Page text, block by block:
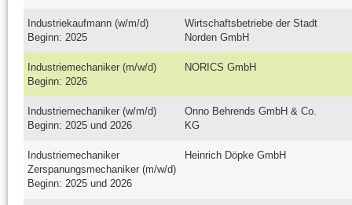
Industriekaufmann (w/m/d)
Beginn: 2025
Wirtschaftsbetriebe der Stadt
Norden GmbH
Industriemechaniker (m/w/d)
Beginn: 2026
NORICS GmbH
Industriemechaniker (w/m/d)
Beginn: 2025 und 2026
Onno Behrends GmbH & Co.
KG
Industriemechaniker
Zerspanungsmechaniker (m/w/d)
Beginn: 2025 und 2026
Heinrich Döpke GmbH